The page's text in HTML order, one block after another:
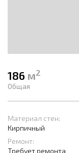
186 м2
Общая
Материал стен:
Кирпичный
Ремонт:
Требует ремонта